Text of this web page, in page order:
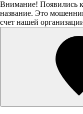
Внимание! Появились
название. Это
счет нашей